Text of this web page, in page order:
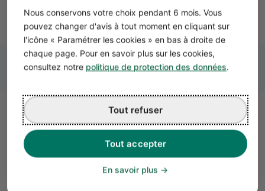
Nous conservons votre choix pendant 6 mois. Vous
pouvez changer d'avis à tout moment en cliquant sur
l'icône « Paramétrer les cookies » en bas à droite de
chaque page. Pour en savoir plus sur les cookies,
consultez notre politique de protection des données.
Tout accepter
Tout refuser
En savoir plus
Comment fixer ses prix en
coiffure à domicile ?
Parmi les points de vigilance de la coiffure, fixer ses prix
en tant que coiffeur à domicile est particulièrement